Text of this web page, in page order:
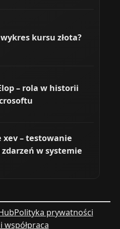
kursu złota?
– rola w historii
xev – testowanie
w systemie
Polityka prywatności
współpraca